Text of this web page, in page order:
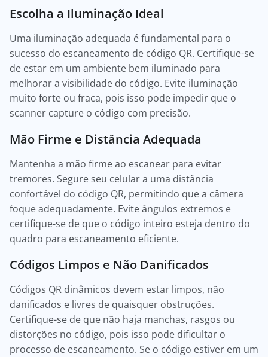
Escolha a Iluminação Ideal
Uma iluminação adequada é fundamental para o
sucesso do escaneamento de código QR. Certifique-se
de estar em um ambiente bem iluminado para
melhorar a visibilidade do código. Evite iluminação
muito forte ou fraca, pois isso pode impedir que o
scanner capture o código com precisão.
Mão Firme e Distância Adequada
Mantenha a mão firme ao escanear para evitar
tremores. Segure seu celular a uma distância
confortável do código QR, permitindo que a câmera
foque adequadamente. Evite ângulos extremos e
certifique-se de que o código inteiro esteja dentro do
quadro para escaneamento eficiente.
Códigos Limpos e Não Danificados
Códigos QR dinâmicos devem estar limpos, não
danificados e livres de quaisquer obstruções.
Certifique-se de que não haja manchas, rasgos ou
distorções no código, pois isso pode dificultar o
processo de escaneamento. Se o código estiver em um